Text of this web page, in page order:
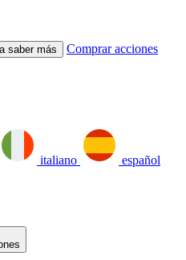
saber más Comprar acciones
italiano español